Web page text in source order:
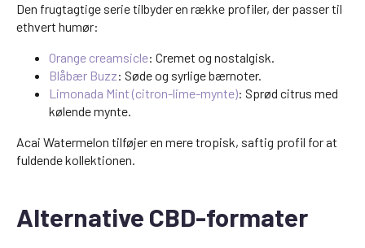
Den frugtagtige serie tilbyder en række profiler, der passer til
ethvert humør:
Orange creamsicle: Cremet og nostalgisk.
Blåbær Buzz: Søde og syrlige bærnoter.
Limonada Mint (citron-lime-mynte): Sprød citrus med
kølende mynte.
Acai Watermelon tilføjer en mere tropisk, saftig profil for at
fuldende kollektionen.
Alternative CBD-formater